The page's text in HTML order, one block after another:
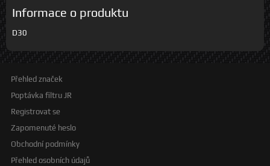
Informace o produktu
D30
Přehled značek
Poptávka filtru JR
Registrovat se
Zapomenuté heslo
Obchodní podmínky
Přehled osobních údajů